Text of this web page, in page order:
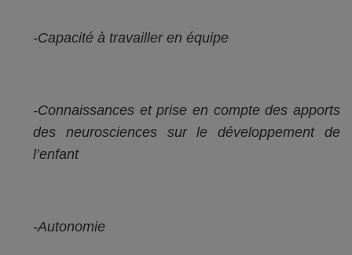
-Capacité à travailler en équipe
-Connaissances et prise en compte des apports
des neurosciences sur le développement de
l’enfant
-Autonomie